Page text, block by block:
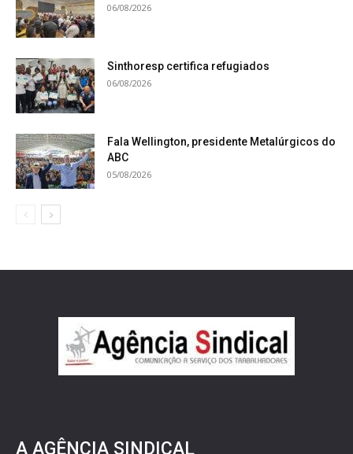
06/08/2026
Sinthoresp certifica refugiados
06/08/2026
Fala Wellington, presidente Metalúrgicos do
ABC
05/08/2026
A AGÊNCIA SINDICAL